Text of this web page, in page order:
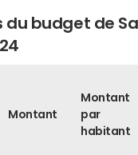
du budget de
Montant
Montant
par
habitant